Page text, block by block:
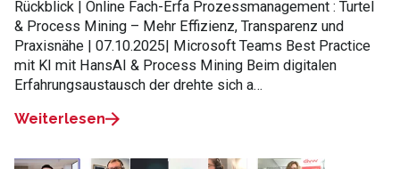
Rückblick | Online Fach-Erfa Prozessmanagement : Turtel
& Process Mining – Mehr Effizienz, Transparenz und
Praxisnähe | 07.10.2025| Microsoft Teams Best Practice
mit KI mit HansAI & Process Mining Beim digitalen
Erfahrungsaustausch der drehte sich a…
Weiterlesen